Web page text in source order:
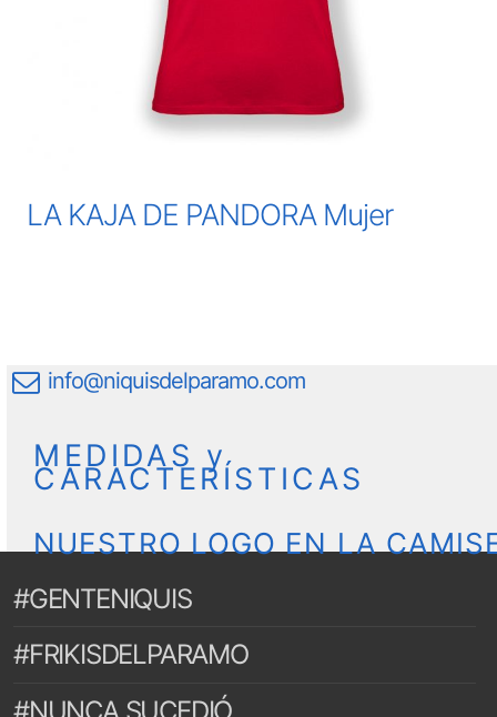
LA KAJA DE PANDORA Mujer
info@niquisdelparamo.com
MEDIDAS y
CARACTERÍSTICAS
NUESTRO LOGO EN LA
#GENTENIQUIS
#FRIKISDELPARAMO